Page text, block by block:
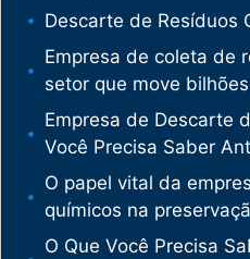
Descarte de Resíduos
Empresa de coleta de
setor que move
Empresa de Descarte
Você Precisa Saber
O papel vital da
químicos na
O Que Você Precisa